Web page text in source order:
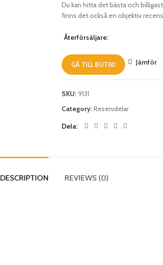
Du kan hitta det bästa och
finns det också en objektiv
Återförsäljare:
GÅ TILL BUTIK! Jämför
SKU: 9131
Category: Reservdelar
Dela
DESCRIPTION REVIEWS (0)